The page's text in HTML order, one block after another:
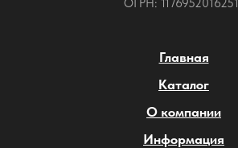
Главная
Каталог
О компании
Информация